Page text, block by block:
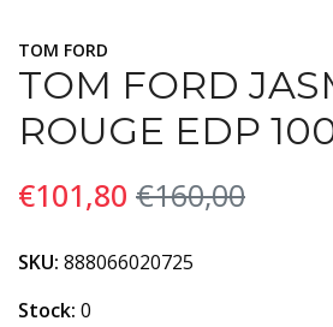
TOM FORD
TOM FORD
ROUGE EDP
€101,80 €160,00
SKU: 888066020725
Stock: 0